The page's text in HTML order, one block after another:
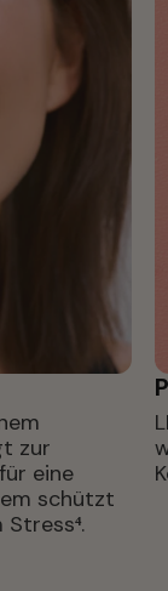
zur
eine
schützt
Stress⁴.